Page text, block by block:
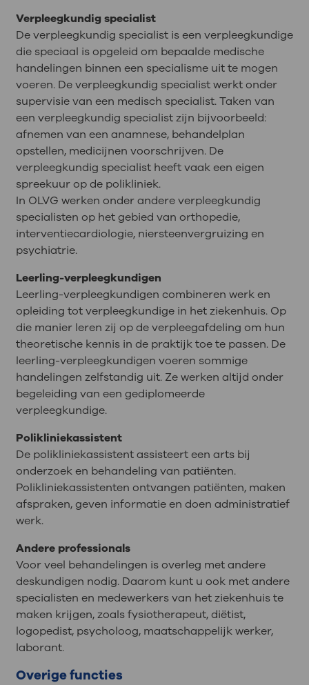
Verpleegkundig specialist
De verpleegkundig specialist is een verpleegkundige
die speciaal is opgeleid om bepaalde medische
handelingen binnen een specialisme uit te mogen
voeren. De verpleegkundig specialist werkt onder
supervisie van een medisch specialist. Taken van
een verpleegkundig specialist zijn bijvoorbeeld:
afnemen van een anamnese, behandelplan
opstellen, medicijnen voorschrijven. De
verpleegkundig specialist heeft vaak een eigen
spreekuur op de polikliniek.
In OLVG werken onder andere verpleegkundig
specialisten op het gebied van orthopedie,
interventiecardiologie, niersteenvergruizing en
psychiatrie.
Leerling-verpleegkundigen
Leerling-verpleegkundigen combineren werk en
opleiding tot verpleegkundige in het ziekenhuis. Op
die manier leren zij op de verpleegafdeling om hun
theoretische kennis in de praktijk toe te passen. De
leerling-verpleegkundigen voeren sommige
handelingen zelfstandig uit. Ze werken altijd onder
begeleiding van een gediplomeerde
verpleegkundige.
Polikliniekassistent
De polikliniekassistent assisteert een arts bij
onderzoek en behandeling van patiënten.
Polikliniekassistenten ontvangen patiënten, maken
afspraken, geven informatie en doen administratief
werk.
Andere professionals
Voor veel behandelingen is overleg met andere
deskundigen nodig. Daarom kunt u ook met andere
specialisten en medewerkers van het ziekenhuis te
maken krijgen, zoals fysiotherapeut, diëtist,
logopedist, psycholoog, maatschappelijk werker,
laborant.
Overige functies